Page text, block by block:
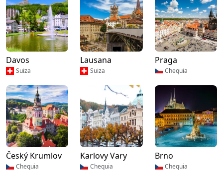
Davos
Suiza
Lausana
Suiza
Praga
Chequia
Český Krumlov
Chequia
Karlovy Vary
Chequia
Brno
Chequia